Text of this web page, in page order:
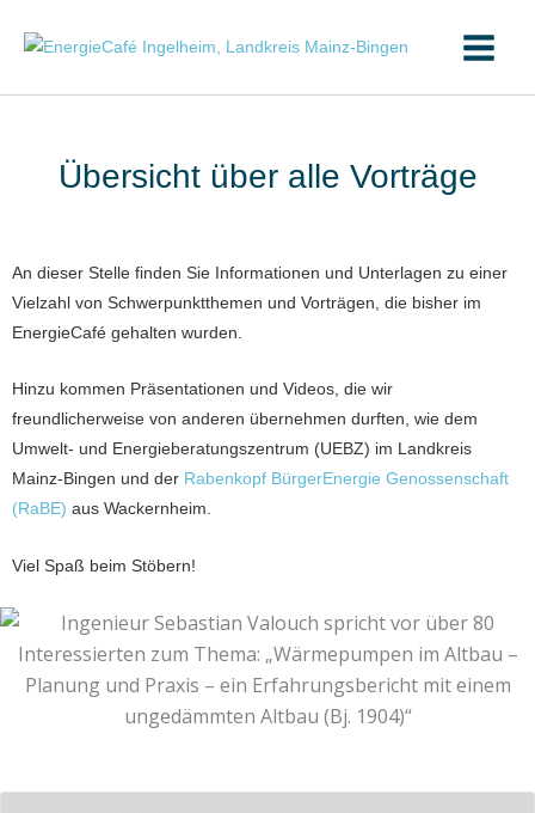
Inhalt
Übersicht über alle Vorträge
An dieser Stelle finden Sie Informationen und Unterlagen zu einer
Vielzahl von Schwerpunktthemen und Vorträgen, die bisher im
EnergieCafé gehalten wurden.
Hinzu kommen Präsentationen und Videos, die wir
freundlicherweise von anderen übernehmen durften, wie dem
Umwelt- und Energieberatungszentrum (UEBZ) im Landkreis
Mainz-Bingen und der Rabenkopf BürgerEnergie Genossenschaft
(RaBE) aus Wackernheim.
Viel Spaß beim Stöbern!